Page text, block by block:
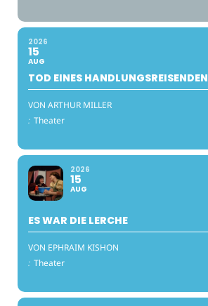
2026
15
AUG
TOD EINES HANDLUNGSREISENDEN
VON ARTHUR MILLER
: Theater
2026
15
AUG
ES WAR DIE LERCHE
VON EPHRAIM KISHON
: Theater